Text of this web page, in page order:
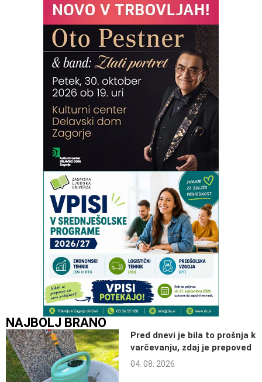
NAJBOLJ BRANO
Pred dnevi je bila to prošnja k
varčevanju, zdaj je prepoved
04. 08. 2026